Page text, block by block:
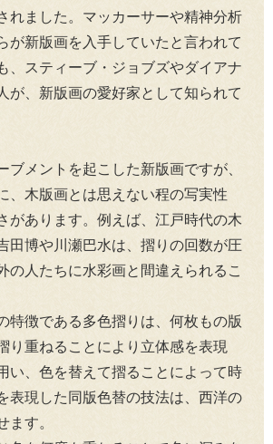
れました。マッカーサーや精神分析
が新版画を入手していたと言われて
、スティーブ・ジョブズやダイアナ
が、新版画の愛好家として知られて
メントを起こした新版画ですが、
、木版画とは思えない程の写実性
があります。例えば、江戸時代の木
田博や川瀬巴水は、摺りの回数が圧
の人たちに水彩画と間違えられるこ
徴である多色摺りは、何枚もの版
り重ねることにより立体感を表現
い、色を替えて摺ることによって時
表現した同版色替の技法は、西洋の
ます。